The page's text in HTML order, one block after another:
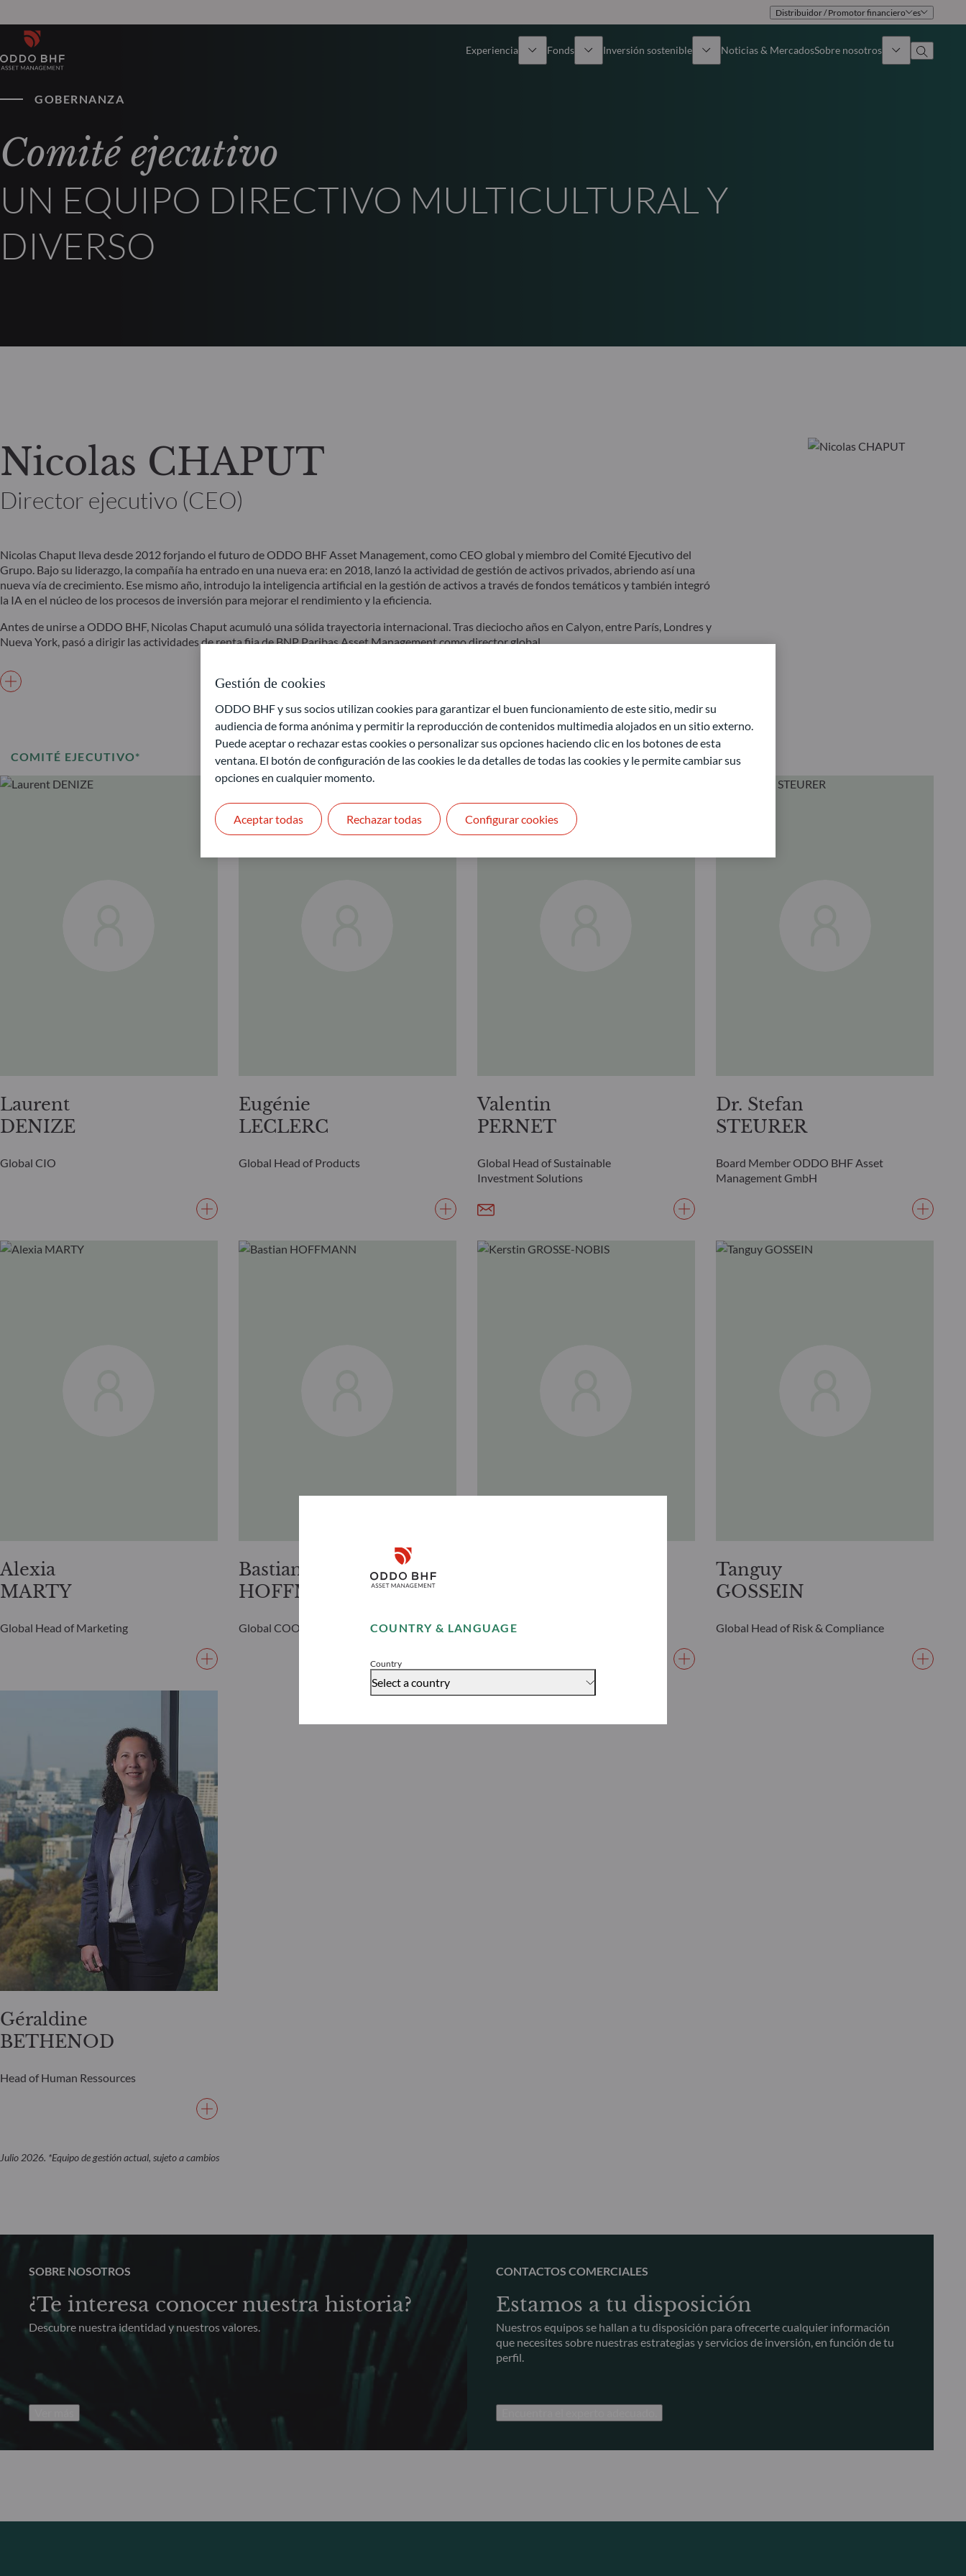
COUNTRY & LANGUAGE
Country
Select a country
Disclaimer
Accept
Distribuidor / Promotor financiero es
Experiencia Fonds Inversión sostenible Noticias & MercadosSobre nosotros
GOBERNANZA
Comité ejecutivo
UN EQUIPO DIRECTIVO MULTICULTURAL Y
DIVERSO
Nicolas CHAPUT
Director ejecutivo (CEO)
Nicolas Chaput lleva desde 2012 forjando el futuro de ODDO BHF Asset Management, como CEO global y miembro del Comité Ejecutivo del
Grupo. Bajo su liderazgo, la compañía ha entrado en una nueva era: en 2018, lanzó la actividad de gestión de activos privados, abriendo así una
nueva vía de crecimiento. Ese mismo año, introdujo la inteligencia artificial en la gestión de activos a través de fondos temáticos y también integró
la IA en el núcleo de los procesos de inversión para mejorar el rendimiento y la eficiencia.
Antes de unirse a ODDO BHF, Nicolas Chaput acumuló una sólida trayectoria internacional. Tras dieciocho años en Calyon, entre París, Londres y
Nueva York, pasó a dirigir las actividades de renta fija de BNP Paribas Asset Management como director global.
COMITÉ EJECUTIVO*
Laurent
DENIZE
Global CIO
Eugénie
LECLERC
Global Head of Products
Valentin
PERNET
Global Head of Sustainable
Investment Solutions
Dr. Stefan
STEURER
Board Member ODDO BHF Asset
Management GmbH
Alexia
MARTY
Global Head of Marketing
Bastian
HOFFMANN
Global COO Global Head of Legal
Tanguy
GOSSEIN
Global Head of Risk & Compliance
Géraldine
BETHENOD
Head of Human Ressources
Julio 2026. *Equipo de gestión actual, sujeto a cambios
SOBRE NOSOTROS
¿Te interesa conocer nuestra historia?
Descubre nuestra identidad y nuestros valores.
CONTACTOS COMERCIALES
Estamos a tu disposición
Nuestros equipos se hallan a tu disposición para ofrecerte cualquier información
que necesites sobre nuestras estrategias y servicios de inversión, en función de tu
perfil.
Gestión de cookies
ODDO BHF y sus socios utilizan cookies para garantizar el buen funcionamiento de este sitio, medir su
audiencia de forma anónima y permitir la reproducción de contenidos multimedia alojados en un sitio externo.
Puede aceptar o rechazar estas cookies o personalizar sus opciones haciendo clic en los botones de esta
ventana. El botón de configuración de las cookies le da detalles de todas las cookies y le permite cambiar sus
opciones en cualquier momento.
Rechazar todas
Aceptar todas Configurar cookies